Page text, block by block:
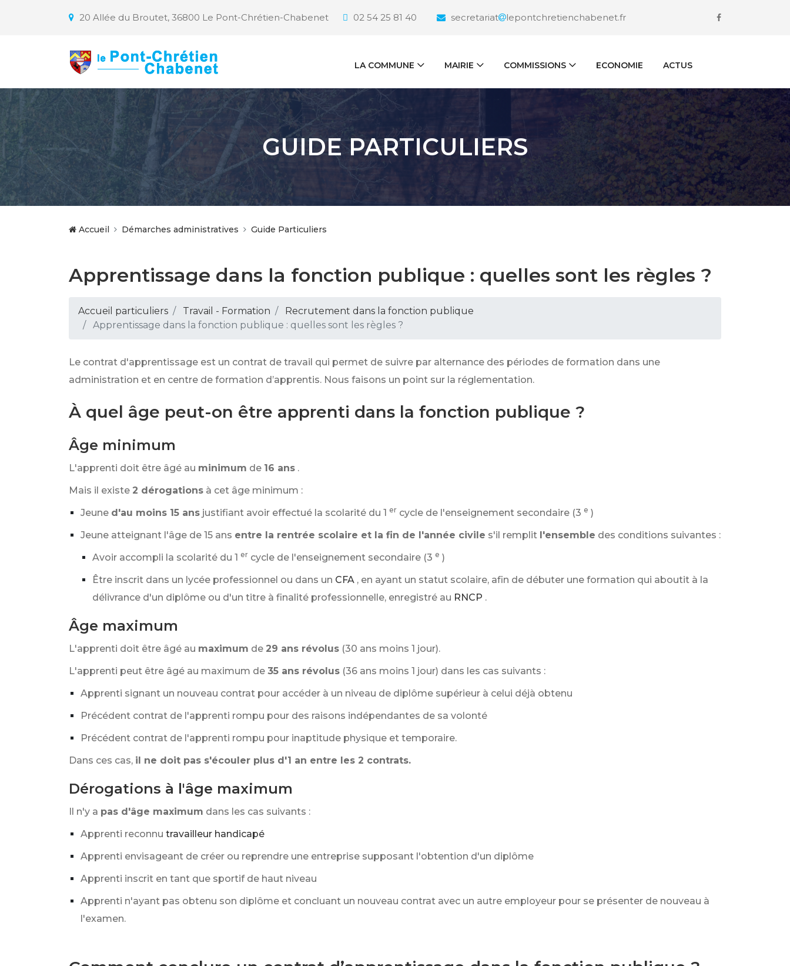
20 Allée du Broutet, 36800 Le Pont-Chrétien-Chabenet 02 54 25 81 40 secretariat lepontchretienchabenet.fr
LA COMMUNE MAIRIE COMMISSIONS ECONOMIE ACTUS
GUIDE PARTICULIERS
Accueil Démarches administratives Guide Particuliers
Apprentissage dans la fonction publique : quelles sont les règles ?
Accueil particuliers Travail - Formation
Recrutement dans la fonction publique
Apprentissage dans la fonction publique : quelles sont les règles ?
Le contrat d'apprentissage est un contrat de travail qui permet de suivre par alternance des périodes de formation dans une
administration et en centre de formation d’apprentis. Nous faisons un point sur la réglementation.
À quel âge peut-on être apprenti dans la fonction publique ?
Âge minimum
L'apprenti doit être âgé au minimum de 16 ans .
Mais il existe 2 dérogations à cet âge minimum :
Jeune d'au moins 15 ans justifiant avoir effectué la scolarité du 1 er cycle de l'enseignement secondaire (3 e )
Jeune atteignant l'âge de 15 ans entre la rentrée scolaire et la fin de l'année civile s'il remplit l'ensemble des conditions suivantes :
Avoir accompli la scolarité du 1 er cycle de l'enseignement secondaire (3 e )
Être inscrit dans un lycée professionnel ou dans un CFA , en ayant un statut scolaire, afin de débuter une formation qui aboutit à la
délivrance d'un diplôme ou d'un titre à finalité professionnelle, enregistré au RNCP .
Âge maximum
L'apprenti doit être âgé au maximum de 29 ans révolus (30 ans moins 1 jour).
L'apprenti peut être âgé au maximum de 35 ans révolus (36 ans moins 1 jour) dans les cas suivants :
Apprenti signant un nouveau contrat pour accéder à un niveau de diplôme supérieur à celui déjà obtenu
Précédent contrat de l'apprenti rompu pour des raisons indépendantes de sa volonté
Précédent contrat de l'apprenti rompu pour inaptitude physique et temporaire.
Dans ces cas, il ne doit pas s'écouler plus d'1 an entre les 2 contrats.
Dérogations à l'âge maximum
Il n'y a pas d'âge maximum dans les cas suivants :
Apprenti reconnu travailleur handicapé
Apprenti envisageant de créer ou reprendre une entreprise supposant l'obtention d'un diplôme
Apprenti inscrit en tant que sportif de haut niveau
Apprenti n'ayant pas obtenu son diplôme et concluant un nouveau contrat avec un autre employeur pour se présenter de nouveau à
l'examen.